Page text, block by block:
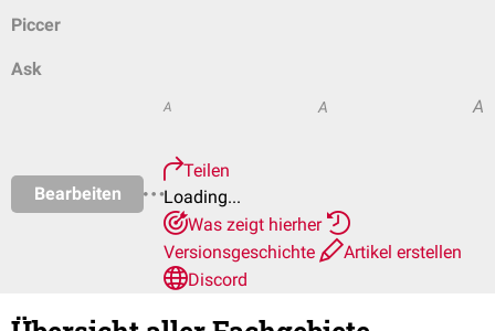
Piccer
Ask
Bearbeiten
A A A
Teilen
Loading...
Was zeigt hierher
Versionsgeschichte
Artikel erstellen
Discord